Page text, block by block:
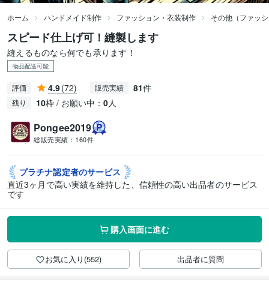
ホーム ハンドメイド制作 ファッション・衣装制作 その他（ファッ
スピード仕上げ可！縫製します
縫えるものなら何でも承ります！
物品配送可能
評価 4.9(72) 販売実績 81件
残り 10枠 / お願い中： 0人
Pongee2019
総販売実績： 160件
プラチナ認定者のサービス
直近3ヶ月で高い実績を維持した、信頼性の高い出品者のサービス
です
購入画面に進む
お気に入り(552) 出品者に質問